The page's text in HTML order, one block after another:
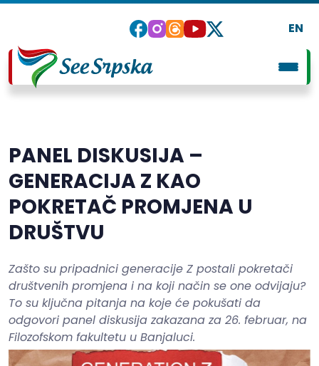
EN
PANEL DISKUSIJA –
GENERACIJA Z KAO
POKRETAČ PROMJENA U
DRUŠTVU
Zašto su pripadnici generacije Z postali pokretači
društvenih promjena i na koji način se one odvijaju?
To su ključna pitanja na koje će pokušati da
odgovori panel diskusija zakazana za 26. februar, na
Filozofskom fakultetu u Banjaluci.